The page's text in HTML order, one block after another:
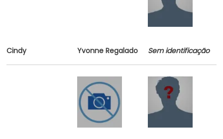
Cindy Yvonne Regalado Sem identificação